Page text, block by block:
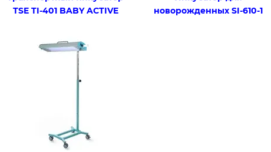
TSE TI-401 BABY ACTIVE
новорожденных SI-610-1